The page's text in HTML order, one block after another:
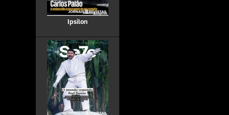
Ipsilon